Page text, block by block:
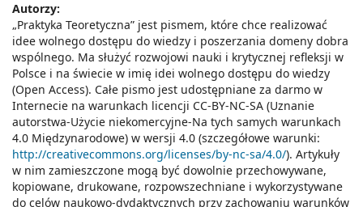
Autorzy:
„Praktyka Teoretyczna” jest pismem, które chce realizować
idee wolnego dostępu do wiedzy i poszerzania domeny dobra
wspólnego. Ma służyć rozwojowi nauki i krytycznej refleksji w
Polsce i na świecie w imię idei wolnego dostępu do wiedzy
(Open Access). Całe pismo jest udostępniane za darmo w
Internecie na warunkach licencji CC-BY-NC-SA (Uznanie
autorstwa-Użycie niekomercyjne-Na tych samych warunkach
4.0 Międzynarodowe) w wersji 4.0 (szczegółowe warunki:
http://creativecommons.org/licenses/by-nc-sa/4.0/). Artykuły
w nim zamieszczone mogą być dowolnie przechowywane,
kopiowane, drukowane, rozpowszechniane i wykorzystywane
do celów naukowo-dydaktycznych przy zachowaniu warunków